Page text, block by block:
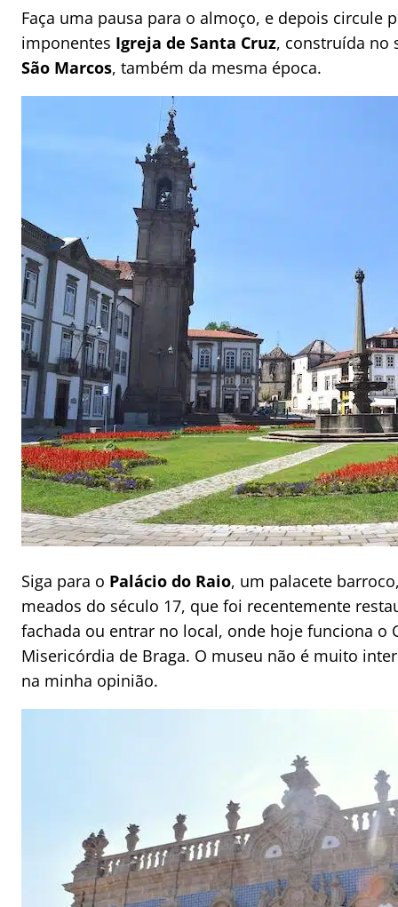
Faça uma pausa para o almoço, e depois circule
imponentes Igreja de Santa Cruz, construída no
São Marcos, também da mesma época.
Siga para o Palácio do Raio, um palacete
meados do século 17, que foi recentemente
fachada ou entrar no local, onde hoje funciona o
Misericórdia de Braga. O museu não é muito
na minha opinião.